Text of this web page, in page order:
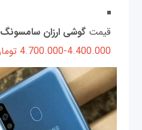
قیمتگوشی ارزان سامسونگ
4.400.000-4.700.000 تومان